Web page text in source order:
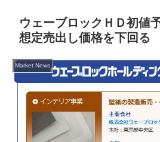
ウェーブロックＨＤ初値
想定売出し価格を下回る
Market News